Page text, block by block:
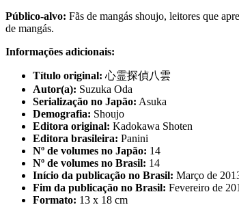
Público-alvo: Fãs de mangás shoujo, leitores que
de mangás.
Informações adicionais:
Título original: 心霊探偵八雲
Autor(a): Suzuka Oda
Serialização no Japão: Asuka
Demografia: Shoujo
Editora original: Kadokawa Shoten
Editora brasileira: Panini
Nº de volumes no Japão: 14
Nº de volumes no Brasil: 14
Início da publicação no Brasil: Março de
Fim da publicação no Brasil: Fevereiro de
Formato: 13 x 18 cm